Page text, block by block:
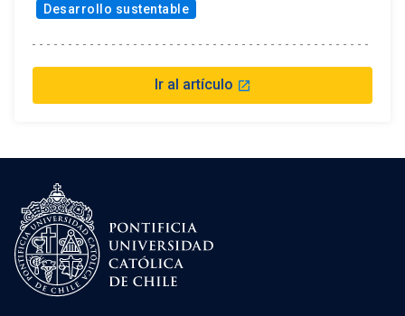
Desarrollo sustentable
Ir al artículo launch